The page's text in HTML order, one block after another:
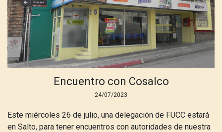
Encuentro con Cosalco
24/07/2023
Este miércoles 26 de julio, una delegación de FUCC estará
en Salto, para tener encuentros con autoridades de nuestra